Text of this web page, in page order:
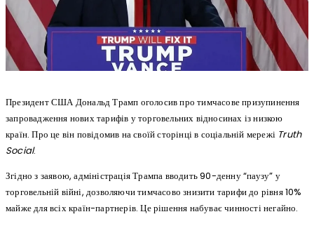
Президент США Дональд Трамп оголосив про тимчасове призупинення
запровадження нових тарифів у торговельних відносинах із низкою
країн. Про це він повідомив на своїй сторінці в соціальній мережі Truth
Social.
Згідно з заявою, адміністрація Трампа вводить 90-денну “паузу” у
торговельній війні, дозволяючи тимчасово знизити тарифи до рівня 10%
майже для всіх країн-партнерів. Це рішення набуває чинності негайно.